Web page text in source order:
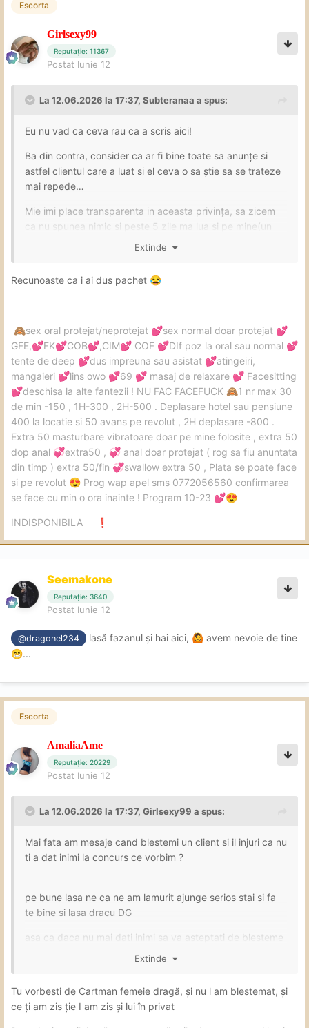
Escorta
Girlsexy99
Reputație: 11367
Postat Iunie 12
La 12.06.2026 la 17:37, Subteranaa a spus:
Eu nu vad ca ceva rau ca a scris aici!
Ba din contra, consider ca ar fi bine toate sa anunțe si
astfel clientul care a luat si el ceva o sa știe sa se trateze
mai repede…
Mie imi place transparenta in aceasta privința, sa zicem
ca nu spunea nimic si peste 5 zile ma lua si pe mine(un
client oarecare) boala, știam unde m-am dus si de la cine
daca are ceva.
Extinde
Recunoaste ca i ai dus pachet 😂
🙈sex oral protejat/neprotejat 💕sex normal doar protejat 💕
GFE,💕FK💕COB💕,CIM💕 COF 💕DIf poz la oral sau normal 💕
tente de deep 💕dus impreuna sau asistat 💕atingeiri,
mangaieri 💕lins owo 💕69 💕 masaj de relaxare 💕 Facesitting
💕deschisa la alte fantezii ! NU FAC FACEFUCK 🙈1 nr max 30
de min -150 , 1H-300 , 2H-500 . Deplasare hotel sau pensiune
400 la locatie si 50 avans pe revolut , 2H deplasare -800 .
Extra 50 masturbare vibratoare doar pe mine folosite , extra 50
dop anal 💞extra50 , 💞 anal doar protejat ( rog sa fiu anuntata
din timp ) extra 50/fin 💞swallow extra 50 , Plata se poate face
si pe revolut 😍 Prog wap apel sms 0772056560 confirmarea
se face cu min o ora inainte ! Program 10-23 💕😍
INDISPONIBILA ❗
Seemakone
Reputație: 3640
Postat Iunie 12
@dragonel234 lasă fazanul și hai aici, 🙆 avem nevoie de tine
😁...
Escorta
AmaliaAme
Reputație: 20229
Postat Iunie 12
La 12.06.2026 la 17:37, Girlsexy99 a spus:
Mai fata am mesaje cand blestemi un client si il injuri ca nu
ti a dat inimi la concurs ce vorbim ?
pe bune lasa ne ca ne am lamurit ajunge serios stai si fa
te bine si lasa dracu DG
asa ca daca nu mai dati inimi sa va asteptati de blesteme
😂😂
Extinde
Tu vorbesti de Cartman femeie dragă, și nu l am blestemat, și
ce ți am zis ție I am zis și lui în privat